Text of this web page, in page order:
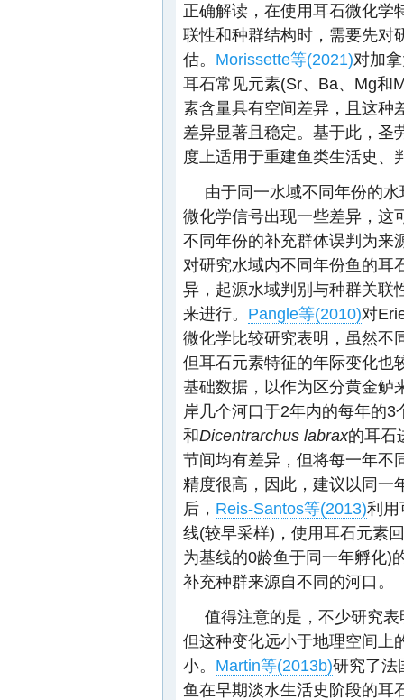
正确解读，在使用耳石微化学
联性和种群结构时，需要先对
估。 Morissette等(2021)对加
耳石常见元素(Sr、Ba、Mg和
素含量具有空间差异，且这种
差异显著且稳定。基于此，圣
度上适用于重建鱼类生活史、
由于同一水域不同年份的
微化学信号出现一些差异，这
不同年份的补充群体误判为来
对研究水域内不同年份鱼的耳
异，起源水域判别与种群关联
来进行。 Pangle等(2010)对
微化学比较研究表明，虽然不
但耳石元素特征的年际变化也
基础数据，以作为区分黄金鲈
岸几个河口于2年内的每年的
和Dicentrarchus labrax的耳石
节间均有差异，但将每一年不
精度很高，因此，建议以同一
后， Reis-Santos等(2013)利用
线(较早采样)，使用耳石元素
为基线的0龄鱼于同一年孵化)
补充种群来源自不同的河口。
值得注意的是，不少研究
但这种变化远小于地理空间上
小。 Martin等(2013b)研究了法
鱼在早期淡水生活史阶段的耳